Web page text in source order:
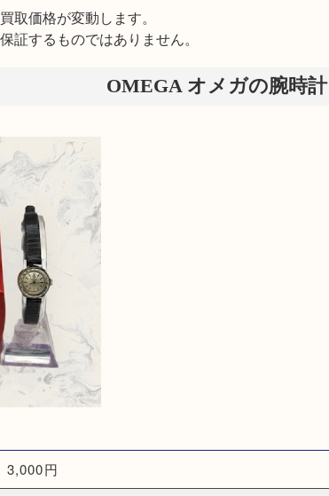
取価格が変動します。
証するものではありません。
OMEGA オメガの腕時計
3,000円